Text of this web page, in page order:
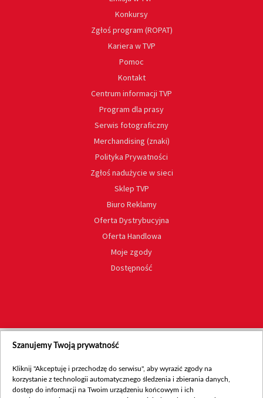
Konkursy
Zgłoś program (ROPAT)
Kariera w TVP
Pomoc
Kontakt
Centrum informacji TVP
Program dla prasy
Serwis fotograficzny
Merchandising (znaki)
Polityka Prywatności
Zgłoś nadużycie w sieci
Sklep TVP
Biuro Reklamy
Oferta Dystrybucyjna
Oferta Handlowa
Moje zgody
Dostępność
Szanujemy Twoją prywatność
Kliknij "Akceptuję i przechodzę do serwisu", aby wyrazić zgody na
korzystanie z technologii automatycznego śledzenia i zbierania danych,
dostęp do informacji na Twoim urządzeniu końcowym i ich